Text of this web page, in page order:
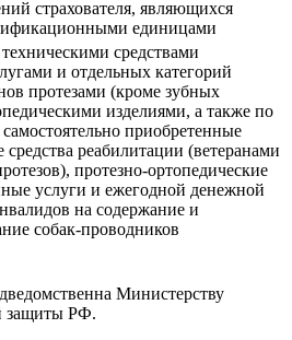
страхователя, являющихся
единицами
средствами
и отдельных категорий
протезами (кроме зубных
изделиями, а также по
приобретенные
реабилитации (ветеранами
протезно-ортопедические
услуги и ежегодной денежной
на содержание и
собак-проводников
Министерству
защиты РФ.